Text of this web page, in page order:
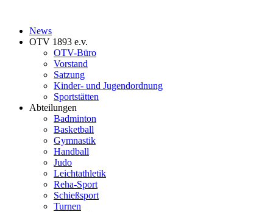
News
OTV 1893 e.v.
OTV-Büro
Vorstand
Satzung
Kinder- und Jugendordnung
Sportstätten
Abteilungen
Badminton
Basketball
Gymnastik
Handball
Judo
Leichtathletik
Reha-Sport
Schießsport
Turnen